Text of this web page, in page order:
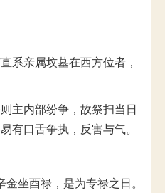
系亲属坟墓在西方位者，
主内部纷争，故祭扫当日
有口舌争执，反害与气。
坐酉禄，是为专禄之日。